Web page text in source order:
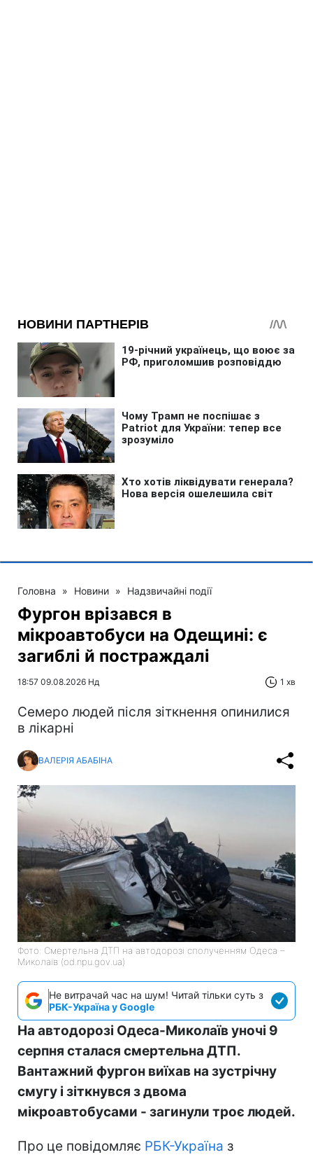
Головна » Новини » Надзвичайні події
Фургон врізався в
мікроавтобуси на Одещині: є
загиблі й постраждалі
18:57 09.08.2026 Нд 1 хв
Cемеро людей після зіткнення опинилися
в лікарні
ВАЛЕРІЯ АБАБІНА
Фото: Смертельна ДТП на автодорозі сполученням Одеса –
Миколаїв (od.npu.gov.ua)
Не витрачай час на шум! Читай тільки суть з
РБК-Україна у Google
На автодорозі Одеса-Миколаїв уночі 9
серпня сталася смертельна ДТП.
Вантажний фургон виїхав на зустрічну
смугу і зіткнувся з двома
мікроавтобусами - загинули троє людей.
Про це повідомляє РБК-Україна з